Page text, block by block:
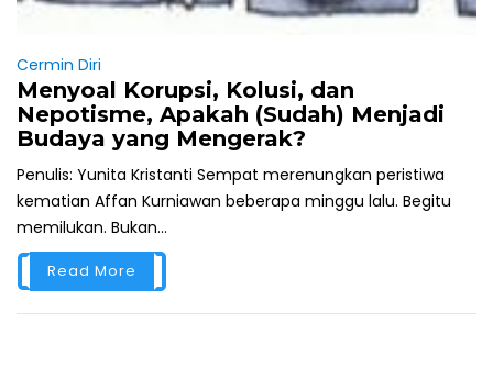
Cermin Diri
Menyoal Korupsi, Kolusi, dan
Nepotisme, Apakah (Sudah) Menjadi
Budaya yang Mengerak?
Penulis: Yunita Kristanti Sempat merenungkan peristiwa
kematian Affan Kurniawan beberapa minggu lalu. Begitu
memilukan. Bukan...
Read More